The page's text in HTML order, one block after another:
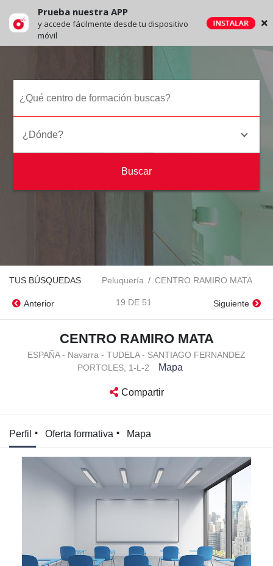
Prueba nuestra APP
y accede fácilmente desde tu dispositivo
móvil
¿Dónde?
TUS BÚSQUEDAS Peluquería CENTRO RAMIRO MATA
Anterior 19 DE 51 Siguiente
CENTRO RAMIRO MATA
ESPAÑA - Navarra - TUDELA - SANTIAGO FERNANDEZ
PORTOLES, 1-L-2
Mapa
Compartir
Perfil Oferta formativa Mapa